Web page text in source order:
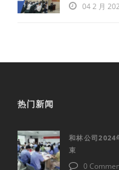
04 2 月
热门新闻
和林公司2024
束
0